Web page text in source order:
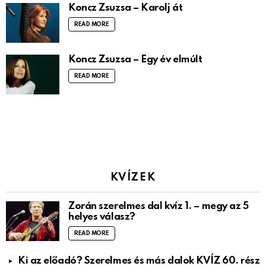
Koncz Zsuzsa – Karolj át
READ MORE
Koncz Zsuzsa – Egy év elmúlt
READ MORE
KVÍZEK
Zorán szerelmes dal kvíz 1. – megy az 5
helyes válasz?
READ MORE
Ki az előadó? Szerelmes és más dalok KVÍZ 60. rész